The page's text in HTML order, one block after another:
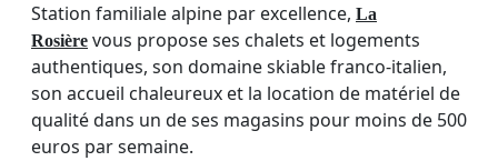
Station familiale alpine par excellence, La
Rosière vous propose ses chalets et logements
authentiques, son domaine skiable franco-italien,
son accueil chaleureux et la location de matériel de
qualité dans un de ses magasins pour moins de 500
euros par semaine.